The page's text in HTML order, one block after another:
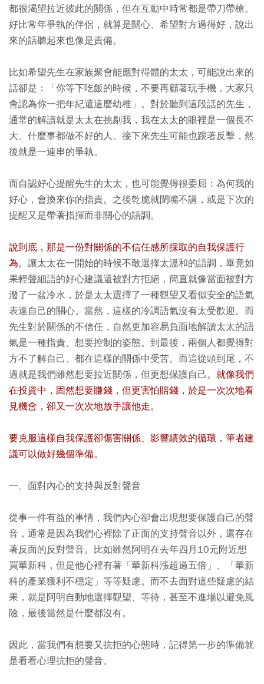
都很渴望拉近彼此的關係，但在互動中時常都是帶刀帶槍。
好比常年爭執的伴侶，就算是關心、希望對方過得好，說出
來的話聽起來也像是責備。
比如希望先生在家族聚會能應對得體的太太，可能說出來的
話卻是：「你等下吃飯的時候，不要再顧著玩手機，大家只
會認為你一把年紀還這麼幼稚」。對於聽到這段話的先生，
通常的解讀就是太太在挑剔我，我在太太的眼裡是一個長不
大、什麼事都做不好的人。接下來先生可能也跟著反擊，然
後就是一連串的爭執。
而自認好心提醒先生的太太，也可能覺得很委屈：為何我的
好心，會換來你的指責。之後乾脆就閉嘴不講，或是下次的
提醒又是帶著指揮而非關心的語調。
說到底，那是一份對關係的不信任感所採取的自我保護行
為。 讓太太在一開始的時候不敢選擇太溫和的語調，畢竟如
果輕聲細語的好心建議還被對方拒絕，簡直就像當面被對方
潑了一盆冷水，於是太太選擇了一種觀望又看似安全的語氣
表達自己的關心。當然，這樣的冷調語氣沒有太受歡迎。而
先生對於關係的不信任，自然更加容易負面地解讀太太的語
氣是一種指責、想要控制的姿態。到最後，兩個人都覺得對
方不了解自己、都在這樣的關係中受苦。而這從頭到尾，不
過就是我們雖然想要拉近關係，但更想保護自己。 就像我們
在投資中，固然想要賺錢，但更害怕賠錢，於是一次次地看
見機會，卻又一次次地放手讓他走。
要克服這樣自我保護卻傷害關係、影響績效的循環，筆者建
議可以做好幾個準備。
一、面對內心的支持與反對聲音
從事一件有益的事情，我們內心卻會出現想要保護自己的聲
音，通常是因為我們心裡除了正面的支持聲音以外，還存在
著反面的反對聲音。比如雖然阿明在去年四月10元附近想
買華新科，但是他心裡有著「華新科漲超過五倍」、「華新
科的產業獲利不穩定」等等疑慮。而不去面對這些疑慮的結
果，就是阿明自動地選擇觀望、等待，甚至不進場以避免風
險，最後當然是什麼都沒有。
因此，當我們有想要又抗拒的心態時，記得第一步的準備就
是看看心理抗拒的聲音。